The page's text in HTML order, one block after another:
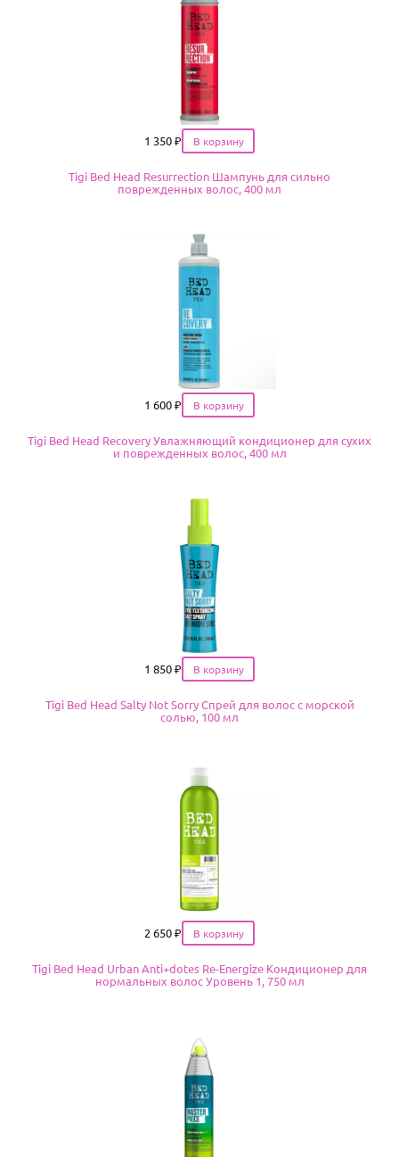
Цена
1 350 ₽
Tigi Bed Head Resurrection Шампунь для сильно
поврежденных волос, 400 мл
Цена
1 600 ₽
Tigi Bed Head Recovery Увлажняющий кондиционер для сухих
и поврежденных волос, 400 мл
Цена
1 850 ₽
Tigi Bed Head Salty Not Sorry Спрей для волос с морской
солью, 100 мл
Цена
2 650 ₽
Tigi Bed Head Urban Anti+dotes Re-Energize Кондиционер для
нормальных волос Уровень 1, 750 мл